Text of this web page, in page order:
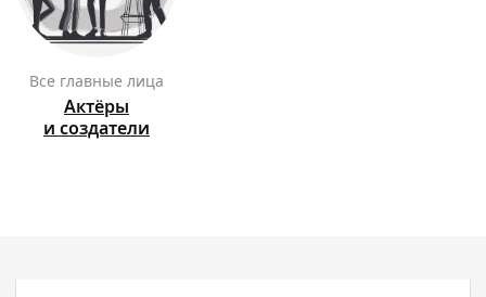
Все главные лица
Актёры
и создатели